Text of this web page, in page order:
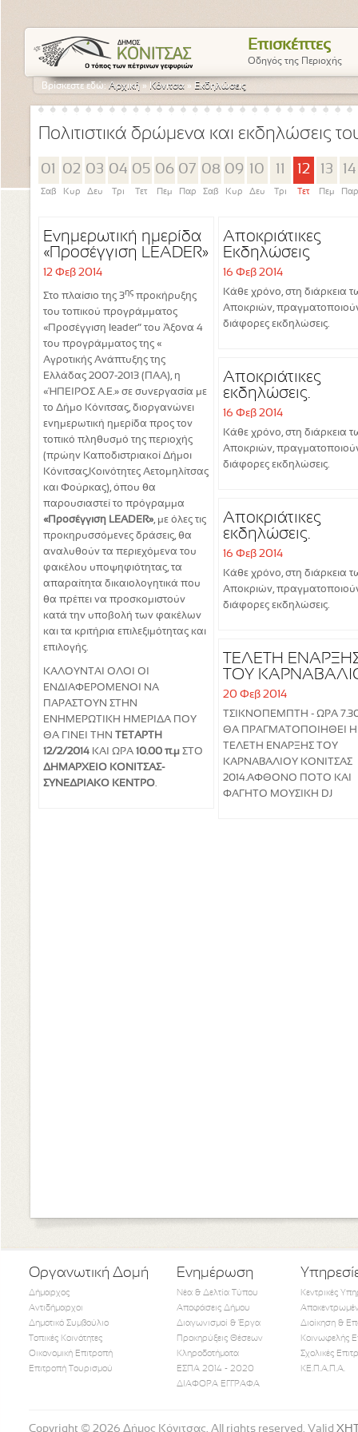
Επισκέπτες
Οδηγός της Περιοχής
Βρίσκεστε εδώ:Αρχική » Κόνιτσα » Εκδηλώσεις
Πολιτιστικά δρώμενα και εκδηλώσεις
01
Σαβ
02
Κυρ
03
Δευ
04
Τρι
05
Τετ
06
Πεμ
07
Παρ
08
Σαβ
09
Κυρ
10
Δευ Τρι
12
Τετ
13
Πεμ
14
Παρ
Ενημερωτική ημερίδα
«Προσέγγιση LEADER»
12 Φεβ 2014
Στο πλαίσιο της 3ης προκήρυξης
του τοπικού προγράμματος
«Προσέγγιση leader” του Άξονα 4
του προγράμματος της «
Αγροτικής Ανάπτυξης της
Ελλάδας 2007-2013 (ΠΑΑ), η
«ΉΠΕΙΡΟΣ Α.Ε.» σε συνεργασία με
το Δήμο Κόνιτσας, διοργανώνει
ενημερωτική ημερίδα προς τον
τοπικό πληθυσμό της περιοχής
(πρώην Καποδιστριακοί Δήμοι
Κόνιτσας,Κοινότητες Αετομηλίτσας
και Φούρκας), όπου θα
παρουσιαστεί το πρόγραμμα
«Προσέγγιση LEADER», με όλες τις
προκηρυσσόμενες δράσεις, θα
αναλυθούν τα περιεχόμενα του
φακέλου υποψηφιότητας, τα
απαραίτητα δικαιολογητικά που
θα πρέπει να προσκομιστούν
κατά την υποβολή των φακέλων
και τα κριτήρια επιλεξιμότητας και
επιλογής.
ΚΑΛΟΥΝΤΑΙ ΟΛΟΙ ΟΙ
ΕΝΔΙΑΦΕΡΟΜΕΝΟΙ ΝΑ
ΠΑΡΑΣΤΟΥΝ ΣΤΗΝ
ΕΝΗΜΕΡΩΤΙΚΗ ΗΜΕΡΙΔΑ ΠΟΥ
ΘΑ ΓΙΝΕΙ ΤΗΝ
ΤΕΤΑΡΤΗ
12/2/2014 ΚΑΙ ΩΡΑ 10.00 π.μ ΣΤΟ
ΔΗΜΑΡΧΕΙΟ ΚΟΝΙΤΣΑΣ-
ΣΥΝΕΔΡΙΑΚΟ ΚΕΝΤΡΟ.
Αποκριάτικες
Εκδηλώσεις
16 Φεβ 2014
Κάθε χρόνο, στη διάρκεια
Αποκριών,
διάφορες εκδηλώσεις.
Αποκριάτικες
εκδηλώσεις.
16 Φεβ 2014
Κάθε χρόνο, στη διάρκεια
Αποκριών,
διάφορες εκδηλώσεις.
Αποκριάτικες
εκδηλώσεις.
16 Φεβ 2014
Κάθε χρόνο, στη διάρκεια
Αποκριών,
διάφορες εκδηλώσεις.
ΤΕΛΕΤΗ
ΤΟΥ
ΚΟΝΙΤΣΑΣ
20 Φεβ 2014
ΤΣΙΚΝΟΠΕΜΠΤΗ - ΩΡΑ
ΘΑ ΠΡΑΓΜΑΤΟΠΟΙΗΘΕΙ Η
ΤΕΛΕΤΗ ΕΝΑΡΞΗΣ ΤΟΥ
ΚΑΡΝΑΒΑΛΙΟΥ ΚΟΝΙΤΣΑΣ
2014.ΑΦΘΟΝΟ ΠΟΤΟ ΚΑΙ
ΦΑΓΗΤΟ ΜΟΥΣΙΚΗ DJ
Οργανωτική Δομή
Δήμαρχος
Αντιδήμαρχοι
Δημοτικό Συμβούλιο
Τοπικές Κοινότητες
Οικονομική Επιτροπή
Επιτροπή Τουρισμού
Ενημέρωση
Νέα & Δελτία Τύπου
Αποφάσεις Δήμου
Διαγωνισμοί & Έργα
Προκηρύξεις Θέσεων
Κληροδοτήματα
ΕΣΠΑ 2014 - 2020
ΔΙΑΦΟΡΑ ΕΓΓΡΑΦΑ
Κεντρικές
Διοίκηση &
Κοινωφελής
Σχολικές
ΚΕ.Π.Α.Π.Α.
Follow Us
Copyright © 2026 Δήμος Κόνιτσας. All rights reserved. Valid